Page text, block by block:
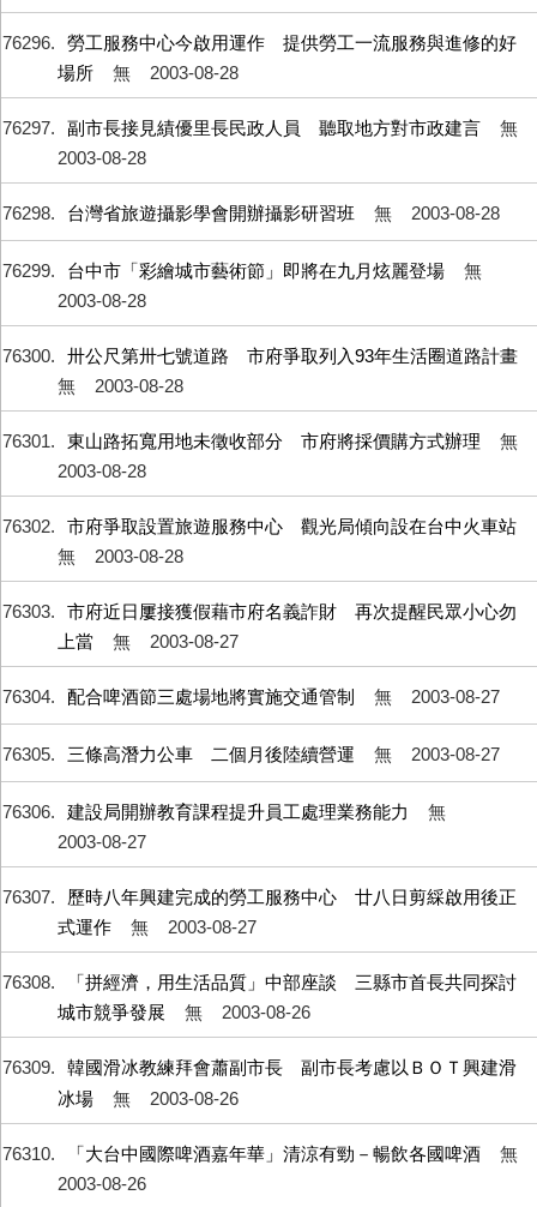
76296
勞工服務中心今啟用運作 提供勞工一流服務與進修的好
場所
無 2003-08-28
76297 副市長接見績優里長民政人員 聽取地方對市政建言
無
2003-08-28
76298 台灣省旅遊攝影學會開辦攝影研習班 無 2003-08-28
76299 台中市「彩繪城市藝術節」即將在九月炫麗登場
無
2003-08-28
76300
卅公尺第卅七號道路 市府爭取列入93年生活圈道路計畫
無
2003-08-28
76301 東山路拓寬用地未徵收部分 市府將採價購方式辦理
無
2003-08-28
76302
市府爭取設置旅遊服務中心 觀光局傾向設在台中火車站
無
2003-08-28
76303
市府近日屢接獲假藉市府名義詐財 再次提醒民眾小心勿
上當
無 2003-08-27
76304 配合啤酒節三處場地將實施交通管制 無 2003-08-27
76305 三條高潛力公車 二個月後陸續營運 無 2003-08-27
76306 建設局開辦教育課程提升員工處理業務能力
無
2003-08-27
76307
歷時八年興建完成的勞工服務中心 廿八日剪綵啟用後正
式運作
無 2003-08-27
76308
「拼經濟，用生活品質」中部座談 三縣市首長共同探討
城市競爭發展
無 2003-08-26
76309
韓國滑冰教練拜會蕭副市長 副市長考慮以ＢＯＴ興建滑
冰場
無 2003-08-26
76310 「大台中國際啤酒嘉年華」清涼有勁－暢飲各國啤酒
無
2003-08-26